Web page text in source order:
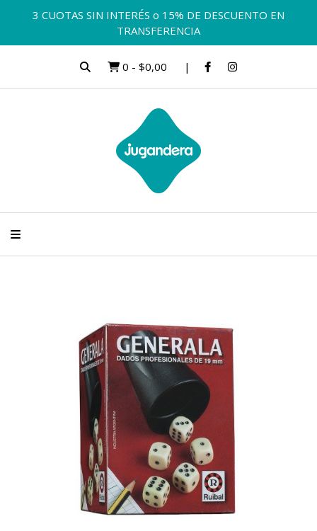
3 CUOTAS SIN INTERÉS o 15% DE DESCUENTO EN
TRANSFERENCIA
0 - $0,00